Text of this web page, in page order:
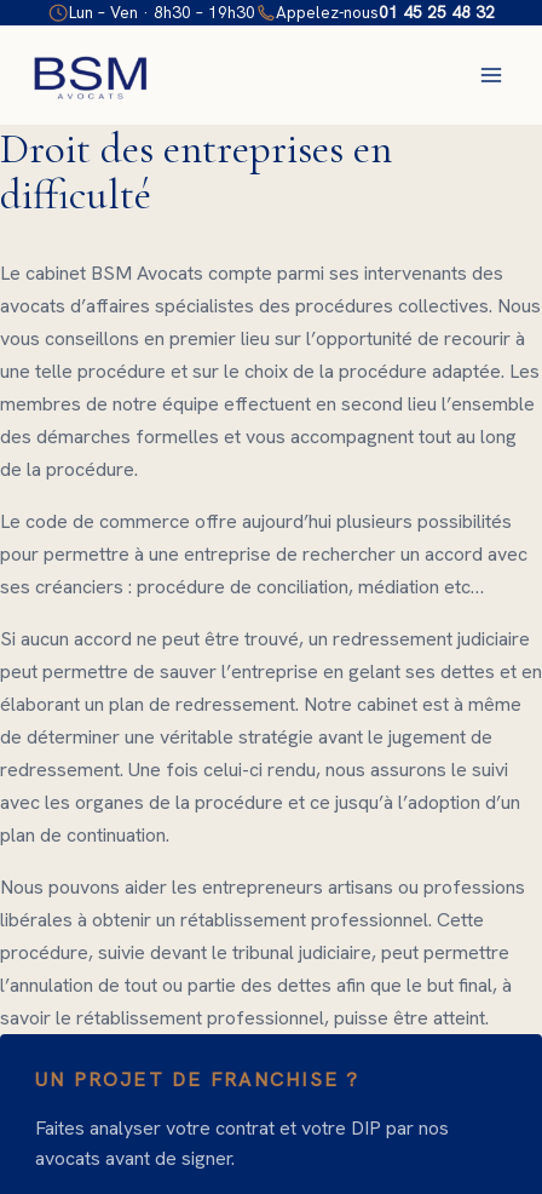
contenu
Lun – Ven · 8h30 – 19h30 Appelez-nous01 45 25 48 32
Droit des entreprises en
difficulté
Le cabinet BSM Avocats compte parmi ses intervenants des
avocats d’affaires spécialistes des procédures collectives. Nous
vous conseillons en premier lieu sur l’opportunité de recourir à
une telle procédure et sur le choix de la procédure adaptée. Les
membres de notre équipe effectuent en second lieu l’ensemble
des démarches formelles et vous accompagnent tout au long
de la procédure.
Le code de commerce offre aujourd’hui plusieurs possibilités
pour permettre à une entreprise de rechercher un accord avec
ses créanciers : procédure de conciliation, médiation etc…
Si aucun accord ne peut être trouvé, un redressement judiciaire
peut permettre de sauver l’entreprise en gelant ses dettes et en
élaborant un plan de redressement. Notre cabinet est à même
de déterminer une véritable stratégie avant le jugement de
redressement. Une fois celui-ci rendu, nous assurons le suivi
avec les organes de la procédure et ce jusqu’à l’adoption d’un
plan de continuation.
Nous pouvons aider les entrepreneurs artisans ou professions
libérales à obtenir un rétablissement professionnel. Cette
procédure, suivie devant le tribunal judiciaire, peut permettre
l’annulation de tout ou partie des dettes afin que le but final, à
savoir le rétablissement professionnel, puisse être atteint.
UN PROJET DE FRANCHISE ?
Faites analyser votre contrat et votre DIP par nos
avocats avant de signer.